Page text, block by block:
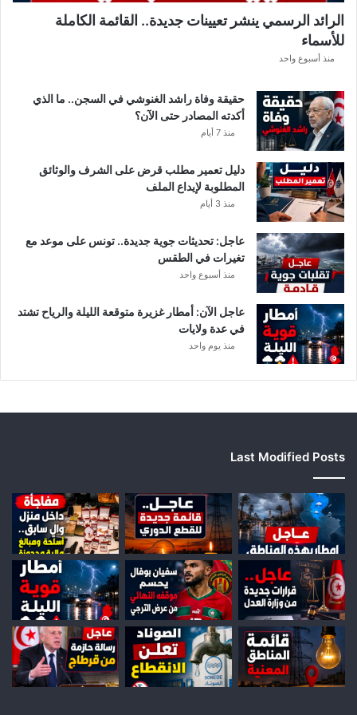
.
أ
ا
ر
و
ر
ي
ا
ح
ق
و
ة
ب
ه
ذ
ه
ا
ل
ج
ا
الرائد الرسمي ينشر تعيينات جديدة.. القائمة الكاملة
للأسماء
منذ أسبوع واحد
حقيقة وفاة راشد الغنوشي في السجن.. ما الذي
أكدته المصادر حتى الآن؟
منذ 7 أيام
دليل تعمير مطلب قرض على الشرف والوثائق
المطلوبة لإيداع الملف
منذ 3 أيام
عاجل: تحديثات جوية جديدة.. تونس على موعد مع
تغيرات في الطقس
منذ أسبوع واحد
عاجل الآن: أمطار غزيرة متوقعة الليلة والرياح تشتد
في عدة ولايات
منذ يوم واحد
Last Modified Posts